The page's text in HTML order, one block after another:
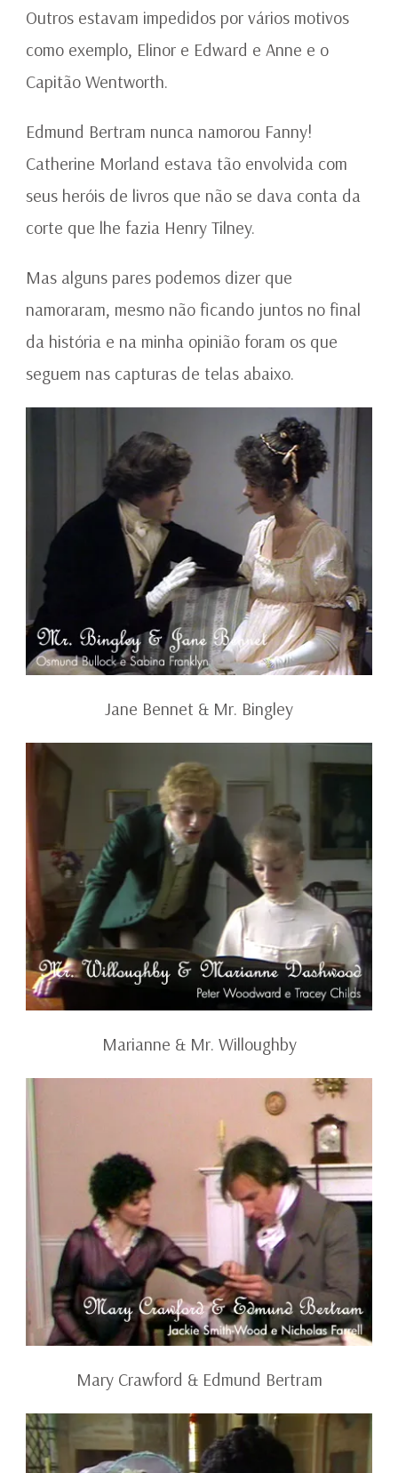
Outros estavam impedidos por vários motivos
como exemplo, Elinor e Edward e Anne e o
Capitão Wentworth.
Edmund Bertram nunca namorou Fanny!
Catherine Morland estava tão envolvida com
seus heróis de livros que não se dava conta da
corte que lhe fazia Henry Tilney.
Mas alguns pares podemos dizer que
namoraram, mesmo não ficando juntos no final
da história e na minha opinião foram os que
seguem nas capturas de telas abaixo.
Jane Bennet & Mr. Bingley
Marianne & Mr. Willoughby
Mary Crawford & Edmund Bertram